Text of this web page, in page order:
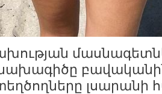
նախագիծը